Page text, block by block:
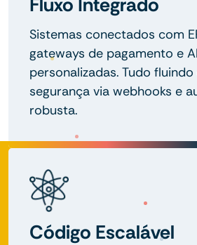
Sistemas conectados com
gateways de pagamento e
personalizadas. Tudo
segurança via webhooks e
robusta.
Código Escalável